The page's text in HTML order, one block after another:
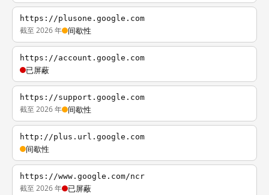
https://plusone.google.com
截至 2026 年 间歇性
https://account.google.com
已屏蔽
https://support.google.com
截至 2026 年 间歇性
http://plus.url.google.com
间歇性
https://www.google.com/ncr
截至 2026 年 已屏蔽